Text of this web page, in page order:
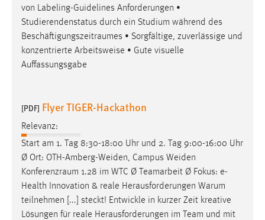
von Labeling-Guidelines Anforderungen •
Studierendenstatus durch ein Studium während des
Beschäftigungszeitraumes • Sorgfältige, zuverlässige und
konzentrierte Arbeitsweise • Gute visuelle
Auffassungsgabe
[PDF] Flyer TIGER-Hackathon
Relevanz:
Start am 1. Tag 8:30-18:00 Uhr und 2. Tag 9:00-16:00 Uhr
Ø Ort: OTH-Amberg-Weiden, Campus Weiden
Konferenzraum 1.28 im WTC Ø Teamarbeit Ø Fokus: e-
Health Innovation & reale Herausforderungen Warum
teilnehmen [...] steckt! Entwickle in kurzer Zeit kreative
Lösungen für reale Herausforderungen im Team und mit